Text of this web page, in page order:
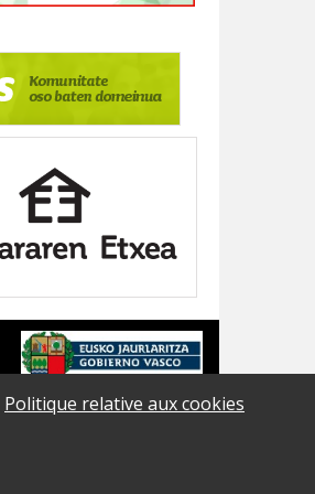
Politique relative aux cookies